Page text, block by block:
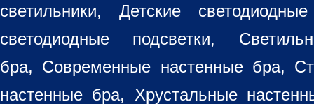
светильники, Детские
светодиодные подсветки,
бра, Современные настенные бра,
настенные бра, Хрустальные